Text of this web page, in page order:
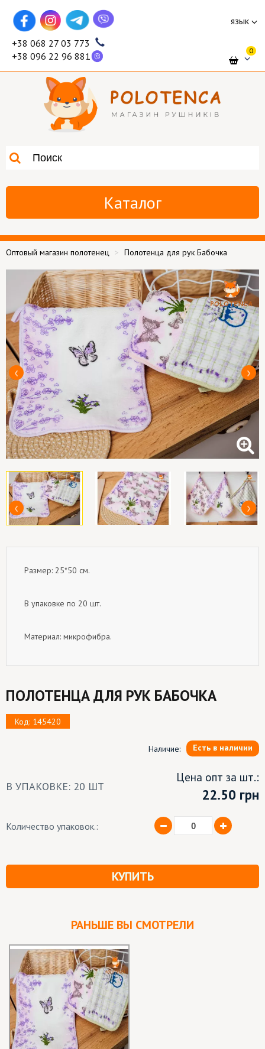
язык
+38 068 27 03 773
+38 096 22 96 881
0
Каталог
Оптовый магазин полотенец Полотенца для рук Бабочка
Размер: 25*50 см.
В упаковке по 20 шт.
Материал: микрофибра.
ПОЛОТЕНЦА ДЛЯ РУК БАБОЧКА
Код: 145420
Наличие: Есть в наличии
В УПАКОВКЕ: 20 ШТ
Цена опт за шт.:
22.50 грн
Количество упаковок.:
КУПИТЬ
РАНЬШЕ ВЫ СМОТРЕЛИ